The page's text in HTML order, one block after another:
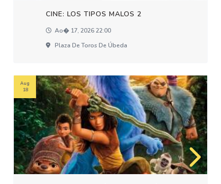
CINE: LOS TIPOS MALOS 2
Ao� 17, 2026 22:00
Plaza De Toros De Úbeda
Aug
18